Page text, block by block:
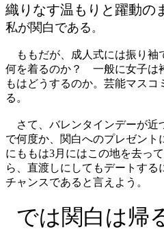
織りなす温もりと躍動の
私が関白である 。
ももだが、成人式には振り袖
何を着るのか？ 一般に女子は
もはどうするのか。芸能マス
る。
さて、バレンタインデーが近
で何度か、関白へのプレゼン
にももは3月にはこの地を去っ
ら、直渡しにしてもデートす
チャンスであると言えよう。
では関白は帰